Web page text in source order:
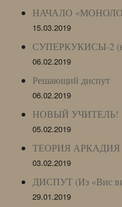
НАЧАЛО
15.03.2019
СУПЕРКУКИСЫ-2
06.02.2019
Решающий диспут
06.02.2019
НОВЫЙ УЧИТЕЛЬ!
05.02.2019
ТЕОРИЯ АРКАДИЯ
03.02.2019
ДИСПУТ (Из «Вис
29.01.2019